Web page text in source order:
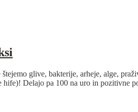
glive, bakterije, arheje, alge,
Delajo pa 100 na uro in pozitivne